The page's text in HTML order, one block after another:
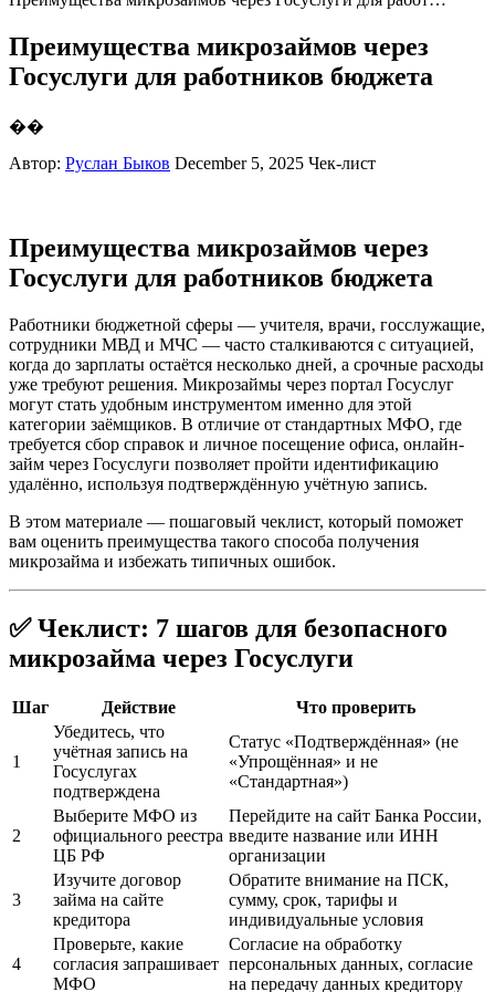
Преимущества микрозаймов через
Госуслуги для работников бюджета
��
Автор: Руслан Быков December 5, 2025 Чек-лист
Преимущества микрозаймов через
Госуслуги для работников бюджета
Работники бюджетной сферы — учителя, врачи, госслужащие,
сотрудники МВД и МЧС — часто сталкиваются с ситуацией,
когда до зарплаты остаётся несколько дней, а срочные расходы
уже требуют решения. Микрозаймы через портал Госуслуг
могут стать удобным инструментом именно для этой
категории заёмщиков. В отличие от стандартных МФО, где
требуется сбор справок и личное посещение офиса, онлайн-
займ через Госуслуги позволяет пройти идентификацию
удалённо, используя подтверждённую учётную запись.
В этом материале — пошаговый чеклист, который поможет
вам оценить преимущества такого способа получения
микрозайма и избежать типичных ошибок.
✅ Чеклист: 7 шагов для безопасного
микрозайма через Госуслуги
Шаг Действие Что проверить
1
Убедитесь, что
учётная запись на
Госуслугах
подтверждена
Статус «Подтверждённая» (не
«Упрощённая» и не
«Стандартная»)
2
Выберите МФО из
официального реестра
ЦБ РФ
Перейдите на сайт Банка России,
введите название или ИНН
организации
3
Изучите договор
займа на сайте
кредитора
Обратите внимание на ПСК,
сумму, срок, тарифы и
индивидуальные условия
4
Проверьте, какие
согласия запрашивает
МФО
Согласие на обработку
персональных данных, согласие
на передачу данных кредитору